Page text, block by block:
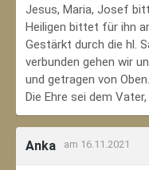
Jesus, Maria, Josef
Heiligen bittet für ihn
Gestärkt durch die hl.
verbunden gehen wir
und getragen von Oben.
Die Ehre sei dem
Anka am 16.11.2021